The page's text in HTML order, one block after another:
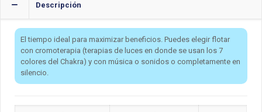
Descripción
El tiempo ideal para maximizar beneficios. Puedes elegir flotar
con cromoterapia (terapias de luces en donde se usan los 7
colores del Chakra) y con música o sonidos o completamente en
silencio.